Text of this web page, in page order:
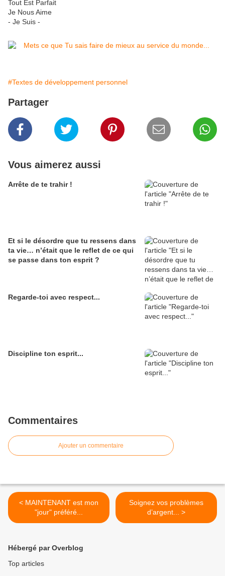
Tout Est Parfait
Je Nous Aime
- Je Suis -
#Textes de développement personnel
Partager
Vous aimerez aussi
Arrête de te trahir !
Et si le désordre que tu ressens dans
ta vie… n’était que le reflet de ce qui
se passe dans ton esprit ?
Regarde-toi avec respect...
Discipline ton esprit...
Commentaires
Ajouter un commentaire
< MAINTENANT est mon
"jour" préféré...
Soignez vos problèmes
d’argent... >
Hébergé par Overblog
Top articles